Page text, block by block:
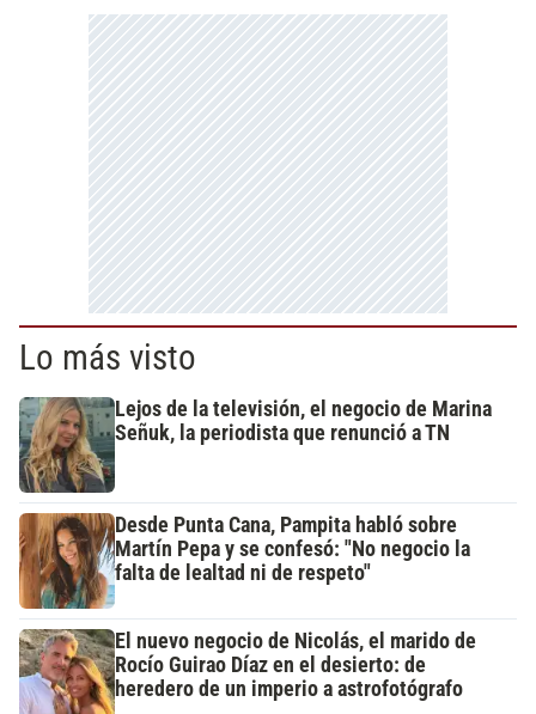
Lo más visto
Lejos de la televisión, el negocio de Marina
Señuk, la periodista que renunció a TN
Desde Punta Cana, Pampita habló sobre
Martín Pepa y se confesó: "No negocio la
falta de lealtad ni de respeto"
El nuevo negocio de Nicolás, el marido de
Rocío Guirao Díaz en el desierto: de
heredero de un imperio a astrofotógrafo